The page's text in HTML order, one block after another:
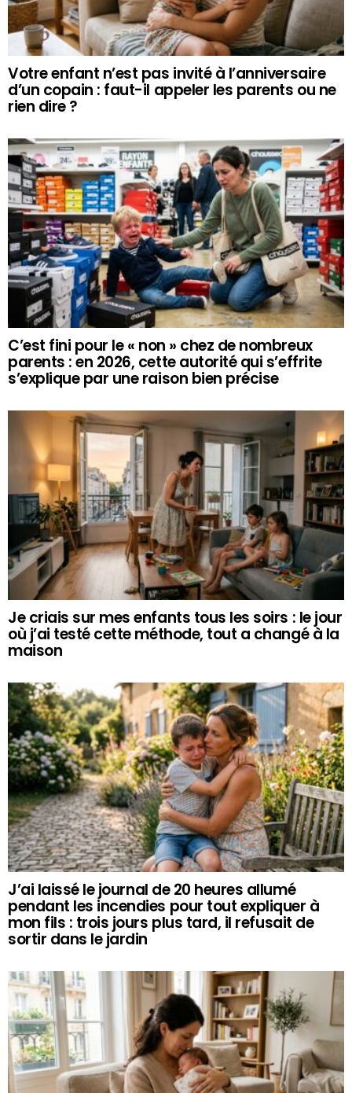
Votre enfant n’est pas invité à l’anniversaire
d’un copain : faut-il appeler les parents ou ne
rien dire ?
C’est fini pour le « non » chez de nombreux
parents : en 2026, cette autorité qui s’effrite
s’explique par une raison bien précise
Je criais sur mes enfants tous les soirs : le jour
où j’ai testé cette méthode, tout a changé à la
maison
J’ai laissé le journal de 20 heures allumé
pendant les incendies pour tout expliquer à
mon fils : trois jours plus tard, il refusait de
sortir dans le jardin